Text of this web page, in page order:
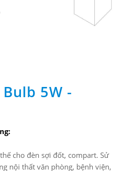
5W -
cho đèn sợi đốt, compart. Sử
nội thất văn phòng, bệnh viện,